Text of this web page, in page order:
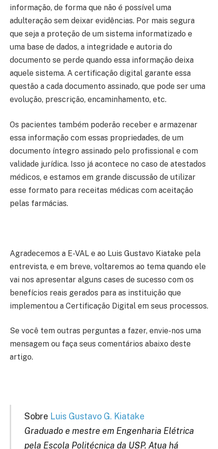
informação, de forma que não é possível uma
adulteração sem deixar evidências. Por mais segura
que seja a proteção de um sistema informatizado e
uma base de dados, a integridade e autoria do
documento se perde quando essa informação deixa
aquele sistema. A certificação digital garante essa
questão a cada documento assinado, que pode ser uma
evolução, prescrição, encaminhamento, etc.
Os pacientes também poderão receber e armazenar
essa informação com essas propriedades, de um
documento íntegro assinado pelo profissional e com
validade jurídica. Isso já acontece no caso de atestados
médicos, e estamos em grande discussão de utilizar
esse formato para receitas médicas com aceitação
pelas farmácias.
Agradecemos a E-VAL e ao Luis Gustavo Kiatake pela
entrevista, e em breve, voltaremos ao tema quando ele
vai nos apresentar alguns cases de sucesso com os
benefícios reais gerados para as instituição que
implementou a Certificação Digital em seus processos.
Se você tem outras perguntas a fazer, envie-nos uma
mensagem ou faça seus comentários abaixo deste
artigo.
Sobre Luis Gustavo G. Kiatake
Graduado e mestre em Engenharia Elétrica
pela Escola Politécnica da USP. Atua há